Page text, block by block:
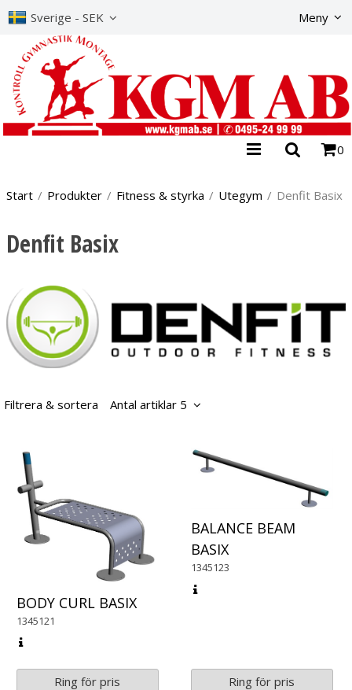
Sverige - SEK Meny
0
Start / Produkter / Fitness & styrka / Utegym / Denfit Basix
Denfit Basix
Filtrera & sortera Antal artiklar 5
BODY CURL BASIX
1345121
Ring för pris
BALANCE BEAM
BASIX
1345123
Ring för pris